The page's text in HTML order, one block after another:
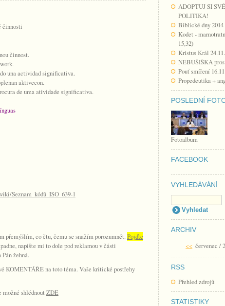
ADOPTUJ SI
POLITIKA!
Biblické dny 2014
Kodet -
15,32)
Kristus Král
NEBUŠIŠKA
Pouť smíření
Propedeutika +
POSLEDNÍ
Fotoalbum
FACEBOOK
VYHLEDÁVÁNÍ
ARCHIV
<< červenec /
RSS
Přehled zdrojů
STATISTIKY
činnosti
činnost.
una actividad significativa.
aktivecon.
de uma atividade significativa.
Seznam_kódů_ISO_639-1
přemýšlím, co čtu, čemu se snažím porozumnět. Pojďte
napište mi to dole pod reklamou v části
žehná.
KOMENTÁŘE na toto téma. Vaše kritické postřehy
shlédnout ZDE